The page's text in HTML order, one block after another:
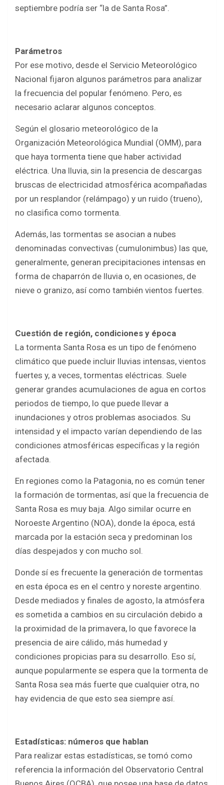
septiembre podría ser “la de Santa Rosa”.
Parámetros
Por ese motivo, desde el Servicio Meteorológico
Nacional fijaron algunos parámetros para analizar
la frecuencia del popular fenómeno. Pero, es
necesario aclarar algunos conceptos.
Según el glosario meteorológico de la
Organización Meteorológica Mundial (OMM), para
que haya tormenta tiene que haber actividad
eléctrica. Una lluvia, sin la presencia de descargas
bruscas de electricidad atmosférica acompañadas
por un resplandor (relámpago) y un ruido (trueno),
no clasifica como tormenta.
Además, las tormentas se asocian a nubes
denominadas convectivas (cumulonimbus) las que,
generalmente, generan precipitaciones intensas en
forma de chaparrón de lluvia o, en ocasiones, de
nieve o granizo, así como también vientos fuertes.
Cuestión de región, condiciones y época
La tormenta Santa Rosa es un tipo de fenómeno
climático que puede incluir lluvias intensas, vientos
fuertes y, a veces, tormentas eléctricas. Suele
generar grandes acumulaciones de agua en cortos
periodos de tiempo, lo que puede llevar a
inundaciones y otros problemas asociados. Su
intensidad y el impacto varían dependiendo de las
condiciones atmosféricas específicas y la región
afectada.
En regiones como la Patagonia, no es común tener
la formación de tormentas, así que la frecuencia de
Santa Rosa es muy baja. Algo similar ocurre en
Noroeste Argentino (NOA), donde la época, está
marcada por la estación seca y predominan los
días despejados y con mucho sol.
Donde sí es frecuente la generación de tormentas
en esta época es en el centro y noreste argentino.
Desde mediados y finales de agosto, la atmósfera
es sometida a cambios en su circulación debido a
la proximidad de la primavera, lo que favorece la
presencia de aire cálido, más humedad y
condiciones propicias para su desarrollo. Eso sí,
aunque popularmente se espera que la tormenta de
Santa Rosa sea más fuerte que cualquier otra, no
hay evidencia de que esto sea siempre así.
Estadísticas: números que hablan
Para realizar estas estadísticas, se tomó como
referencia la información del Observatorio Central